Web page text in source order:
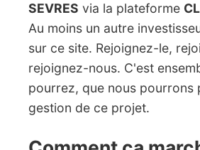
SEVRES via la plateforme
Au moins un autre
sur ce site. Rejoignez-le,
rejoignez-nous. C'est
pourrez, que nous pourrons
gestion de ce projet.